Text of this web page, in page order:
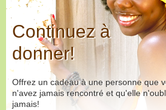
Continuez à
donner!
Offrez un cadeau à une personne que
n'avez jamais rencontré et qu'elle
jamais!